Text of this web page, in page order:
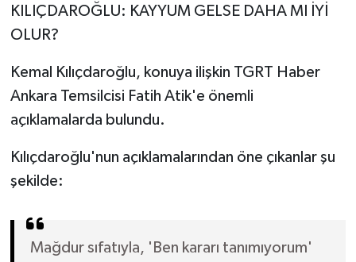
KILIÇDAROĞLU: KAYYUM GELSE DAHA MI İYİ
OLUR?
Kemal Kılıçdaroğlu, konuya ilişkin TGRT Haber
Ankara Temsilcisi Fatih Atik'e önemli
açıklamalarda bulundu.
Kılıçdaroğlu'nun açıklamalarından öne çıkanlar şu
şekilde:
Mağdur sıfatıyla, 'Ben kararı tanımıyorum'